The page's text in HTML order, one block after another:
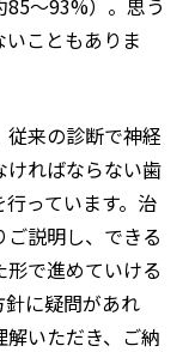
こともありま
来の診断で神経
ければならない歯
っています。治
説明し、できる
で進めていける
に疑問があれ
いただき、ご納